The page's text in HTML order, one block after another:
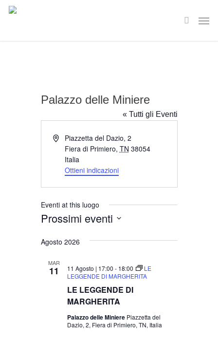
Skip
search
Palazzo delle Miniere
« Tutti gli Eventi
IndirizzoPiazzetta del Dazio, 2
Fiera di Primiero, TN 38054
Italia
Ottieni indicazioni
Eventi at this luogo
Prossimi eventi
la
Agosto 2026
MAR
11
LE LEGGENDE DI
MARGHERITA
11 Agosto | 17:00 - 18:00
LE
LEGGENDE DI MARGHERITA
Palazzo delle Miniere Piazzetta del
Dazio, 2, Fiera di Primiero, TN, Italia